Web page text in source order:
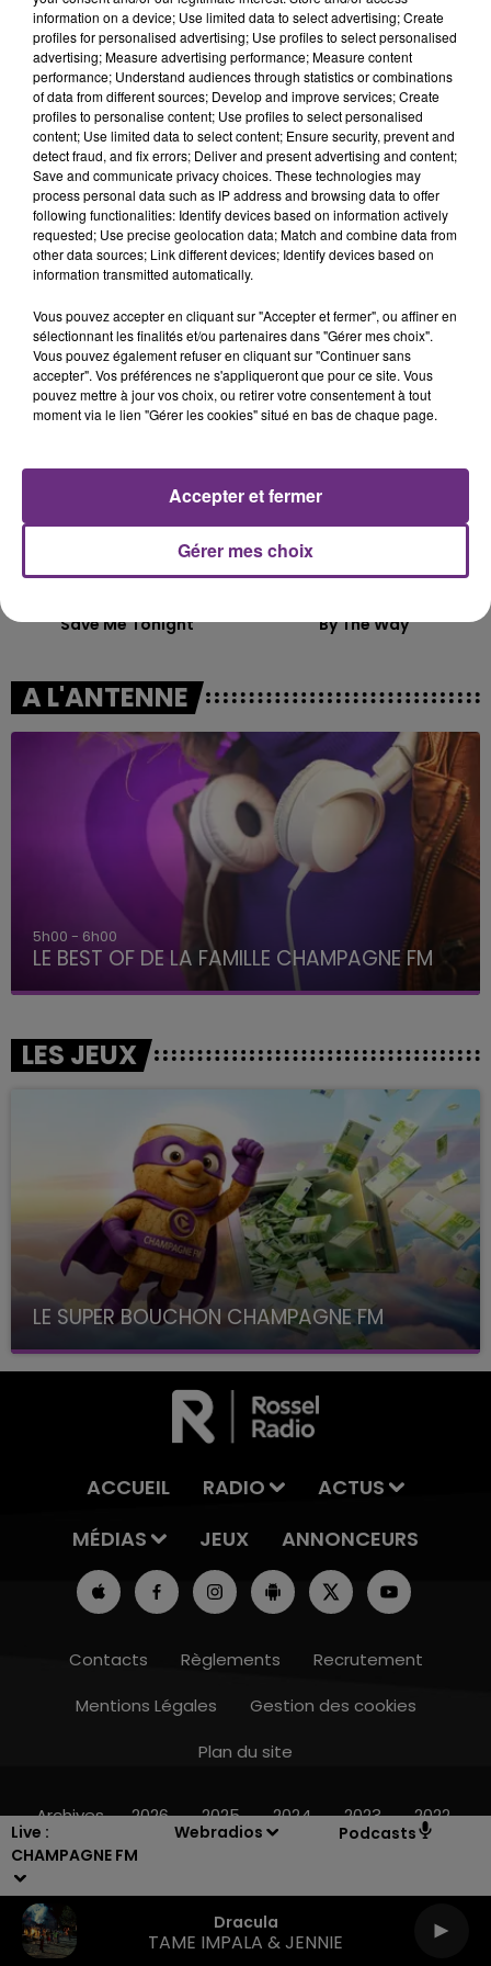
Live :
CHAMPAGNE FM
Webradios Podcasts
Dracula
TAME IMPALA & JENNIE
TITRES DIFFUSÉS
17h06
17h06
TAME IMPALA & JENNIE
Dracula
17h03
17h03
JAMES ARTHUR
Impossible
17h00
17h00
Save Me Tonight
16h56
16h56
By The Way
A L'ANTENNE
5h00 - 6h00
LE BEST OF DE LA FAMILLE CHAMPAGNE FM
LES JEUX
LE SUPER BOUCHON CHAMPAGNE FM
avec La Famille Champagne FM, à 8H10
ACCUEIL RADIO
ACTUS
MÉDIAS
JEUX ANNONCEURS
Contacts Règlements
Recrutement
Mentions Légales
Gestion des cookies
Plan du site
Archives 2026 2025 2024 2023 2022
information on a device; Use limited data to select advertising; Create
profiles for personalised advertising; Use profiles to select personalised
advertising; Measure advertising performance; Measure content
performance; Understand audiences through statistics or combinations
of data from different sources; Develop and improve services; Create
profiles to personalise content; Use profiles to select personalised
content; Use limited data to select content; Ensure security, prevent and
detect fraud, and fix errors; Deliver and present advertising and content;
Save and communicate privacy choices. These technologies may
process personal data such as IP address and browsing data to offer
following functionalities: Identify devices based on information actively
requested; Use precise geolocation data; Match and combine data from
other data sources; Link different devices; Identify devices based on
information transmitted automatically.
Vous pouvez accepter en cliquant sur "Accepter et fermer", ou affiner en
sélectionnant les finalités et/ou partenaires dans "Gérer mes choix".
Vous pouvez également refuser en cliquant sur "Continuer sans
accepter". Vos préférences ne s'appliqueront que pour ce site. Vous
pouvez mettre à jour vos choix, ou retirer votre consentement à tout
moment via le lien "Gérer les cookies" situé en bas de chaque page.
Gérer mes choix
Accepter et fermer